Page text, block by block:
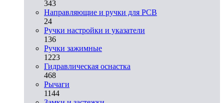
343
Направляющие и ручки для PCB
24
Ручки настройки и указатели
136
Ручки зажимные
1223
Гидравлическая оснастка
468
Рычаги
1144